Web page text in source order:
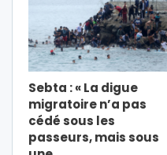
Sebta : « La digue
migratoire n’a pas
cédé sous les
passeurs, mais sous